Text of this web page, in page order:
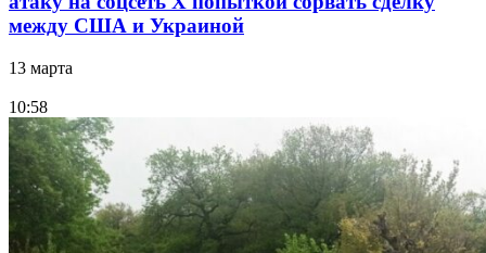
между США и Украиной
13 марта
10:58